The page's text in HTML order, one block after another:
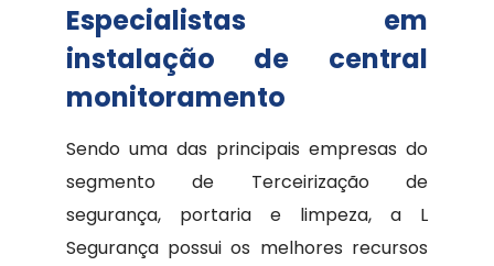
Especialistas em
instalação de central
monitoramento
Sendo uma das principais empresas do
segmento de Terceirização de
segurança, portaria e limpeza, a L
Segurança possui os melhores recursos